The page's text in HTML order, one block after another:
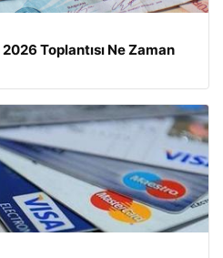
Toplantısı Ne Zaman